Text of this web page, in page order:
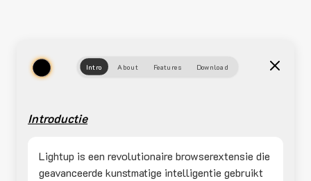
Intro About Features Download
Introductie
Lightup is een revolutionaire browserextensie die
geavanceerde kunstmatige intelligentie gebruikt